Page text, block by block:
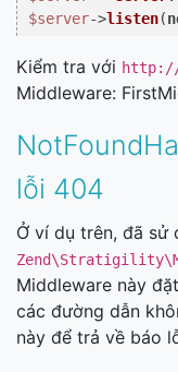
$server->listen(
Kiểm tra với
Middleware:
lỗi 404
Ở ví dụ trên, đã sử
Middleware này
các đường dẫn
này để trả về báo